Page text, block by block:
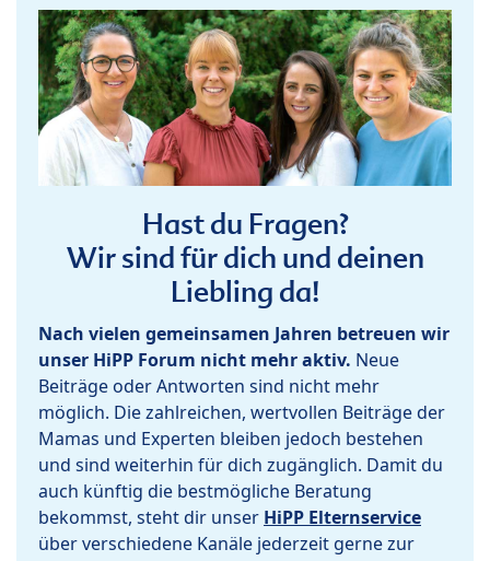
Hast du Fragen?
Wir sind für dich und deinen
Liebling da!
Nach vielen gemeinsamen Jahren betreuen wir
unser HiPP Forum nicht mehr aktiv. Neue
Beiträge oder Antworten sind nicht mehr
möglich. Die zahlreichen, wertvollen Beiträge der
Mamas und Experten bleiben jedoch bestehen
und sind weiterhin für dich zugänglich. Damit du
auch künftig die bestmögliche Beratung
bekommst, steht dir unser HiPP Elternservice
über verschiedene Kanäle jederzeit gerne zur